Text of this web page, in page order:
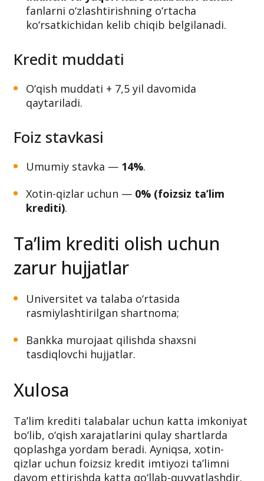
fanlarni o‘zlashtirishning o‘rtacha
ko‘rsatkichidan kelib chiqib belgilanadi.
Kredit muddati
O‘qish muddati + 7,5 yil davomida
qaytariladi.
Foiz stavkasi
Umumiy stavka — 14%.
Xotin-qizlar uchun — 0% (foizsiz ta’lim
krediti).
Ta’lim krediti olish uchun
zarur hujjatlar
Universitet va talaba o‘rtasida
rasmiylashtirilgan shartnoma;
Bankka murojaat qilishda shaxsni
tasdiqlovchi hujjatlar.
Xulosa
Ta’lim krediti talabalar uchun katta imkoniyat
bo‘lib, o‘qish xarajatlarini qulay shartlarda
qoplashga yordam beradi. Ayniqsa, xotin-
qizlar uchun foizsiz kredit imtiyozi ta’limni
davom ettirishda katta qo‘llab-quvvatlashdir.